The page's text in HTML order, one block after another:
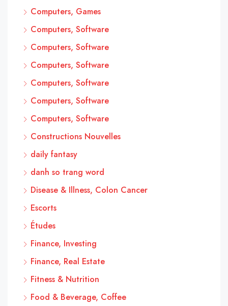
Computers, Games
Computers, Software
Computers, Software
Computers, Software
Computers, Software
Computers, Software
Computers, Software
Constructions Nouvelles
daily fantasy
danh so trang word
Disease & Illness, Colon Cancer
Escorts
Études
Finance, Investing
Finance, Real Estate
Fitness & Nutrition
Food & Beverage, Coffee